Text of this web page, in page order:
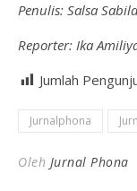
Penulis: Salsa Sabila
Reporter: Ika
Jumlah
Jurnalphona
Oleh Jurnal Phona